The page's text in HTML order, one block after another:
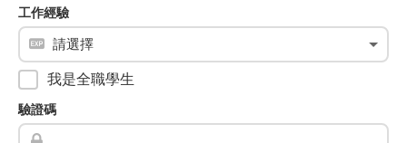
工作經驗
我是全職學生
驗證碼